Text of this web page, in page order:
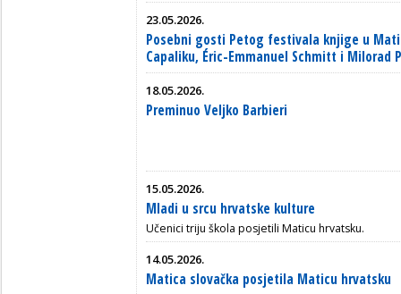
23.05.2026.
Posebni gosti Petog festivala knjige u
Capaliku, Éric-Emmanuel Schmitt i Milorad
18.05.2026.
Preminuo Veljko Barbieri
15.05.2026.
Mladi u srcu hrvatske kulture
Učenici triju škola posjetili Maticu hrvatsku.
14.05.2026.
Matica slovačka posjetila Maticu hrvatsku